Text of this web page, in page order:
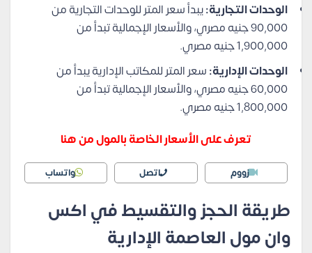
الوحدات التجارية:يبدأ سعر المتر للوحدات التجارية من
90,000 جنيه مصري، والأسعار الإجمالية تبدأ من
1,900,000 جنيه مصري.
الوحدات الإدارية:سعر المتر للمكاتب الإدارية يبدأ من
60,000 جنيه مصري، والأسعار الإجمالية تبدأ من
1,800,000 جنيه مصري.
تعرف على الأسعار الخاصة بالمول من هنا
زووم اتصل واتساب
طريقة الحجز والتقسيط في اكس
وان مول العاصمة الإدارية